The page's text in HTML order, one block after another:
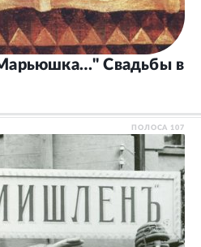
Свадьбы в
ПОЛОСА 107